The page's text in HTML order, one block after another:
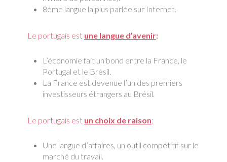
8ème langue la plus parlée sur Internet.
Le portugais est une langue d’avenir:
L’économie fait un bond entre la France, le
Portugal et le Brésil.
La France est devenue l’un des premiers
investisseurs étrangers au Brésil.
Le portugais est un choix de raison:
Une langue d’affaires, un outil compétitif sur le
marché du travail.